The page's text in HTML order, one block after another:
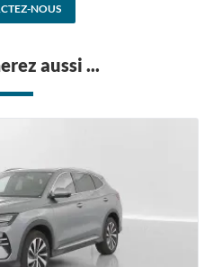
NOUS
aussi ...